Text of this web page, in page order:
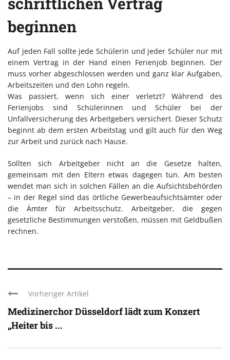
beginnen
Auf jeden Fall sollte jede Schülerin und jeder Schüler nur mit
einem Vertrag in der Hand einen Ferienjob beginnen. Der
muss vorher abgeschlossen werden und ganz klar Aufgaben,
Arbeitszeiten und den Lohn regeln.
Was passiert, wenn sich einer verletzt? Während des
Ferienjobs sind Schülerinnen und Schüler bei der
Unfallversicherung des Arbeitgebers versichert. Dieser Schutz
beginnt ab dem ersten Arbeitstag und gilt auch für den Weg
zur Arbeit und zurück nach Hause.
Sollten sich Arbeitgeber nicht an die Gesetze halten,
gemeinsam mit den Eltern etwas dagegen tun. Am besten
wendet man sich in solchen Fällen an die Aufsichtsbehörden
– in der Regel sind das örtliche Gewerbeaufsichtsämter oder
die Ämter für Arbeitsschutz. Arbeitgeber, die gegen
gesetzliche Bestimmungen verstoßen, müssen mit Geldbußen
rechnen.
Vorheriger Artikel
Medizinerchor Düsseldorf lädt zum Konzert
„Heiter bis ...